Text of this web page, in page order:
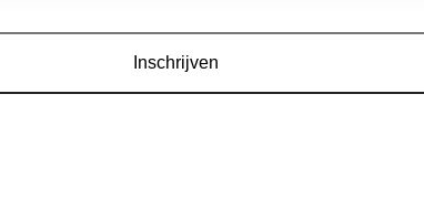
Inschrijven